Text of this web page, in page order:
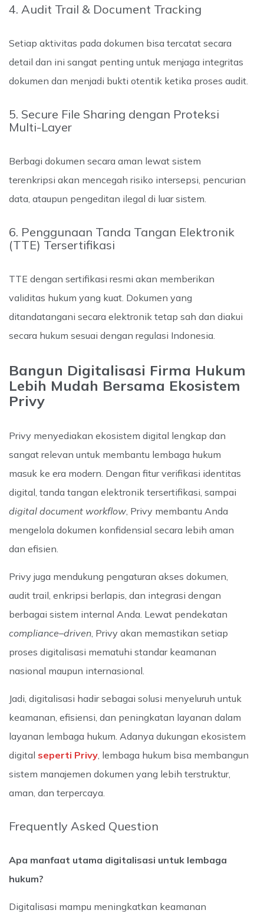
4. Audit Trail & Document Tracking
Setiap aktivitas pada dokumen bisa tercatat secara
detail dan ini sangat penting untuk menjaga integritas
dokumen dan menjadi bukti otentik ketika proses audit.
5. Secure File Sharing dengan Proteksi
Multi-Layer
Berbagi dokumen secara aman lewat sistem
terenkripsi akan mencegah risiko intersepsi, pencurian
data, ataupun pengeditan ilegal di luar sistem.
6. Penggunaan Tanda Tangan Elektronik
(TTE) Tersertifikasi
TTE dengan sertifikasi resmi akan memberikan
validitas hukum yang kuat. Dokumen yang
ditandatangani secara elektronik tetap sah dan diakui
secara hukum sesuai dengan regulasi Indonesia.
Bangun Digitalisasi Firma Hukum
Lebih Mudah Bersama Ekosistem
Privy
Privy menyediakan ekosistem digital lengkap dan
sangat relevan untuk membantu lembaga hukum
masuk ke era modern. Dengan fitur verifikasi identitas
digital, tanda tangan elektronik tersertifikasi, sampai
digital document workflow, Privy membantu Anda
mengelola dokumen konfidensial secara lebih aman
dan efisien.
Privy juga mendukung pengaturan akses dokumen,
audit trail, enkripsi berlapis, dan integrasi dengan
berbagai sistem internal Anda. Lewat pendekatan
compliance–driven, Privy akan memastikan setiap
proses digitalisasi mematuhi standar keamanan
nasional maupun internasional.
Jadi, digitalisasi hadir sebagai solusi menyeluruh untuk
keamanan, efisiensi, dan peningkatan layanan dalam
layanan lembaga hukum. Adanya dukungan ekosistem
digital seperti Privy, lembaga hukum bisa membangun
sistem manajemen dokumen yang lebih terstruktur,
aman, dan terpercaya.
Frequently Asked Question
Apa manfaat utama digitalisasi untuk lembaga
hukum?
Digitalisasi mampu meningkatkan keamanan